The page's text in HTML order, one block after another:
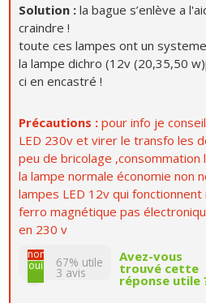
Solution :la bague s’enlève a
craindre !
toute ces lampes ont un
la lampe dichro (12v (20,35,50
ci en encastré !
Précautions :pour info je
LED 230v et virer le transfo les
peu de bricolage
la lampe normale économie non
lampes LED 12v qui
ferro magnétique pas
en 230 v
non
oui
67% utile
3 avis
Avez-vous
trouvé cette
réponse utile